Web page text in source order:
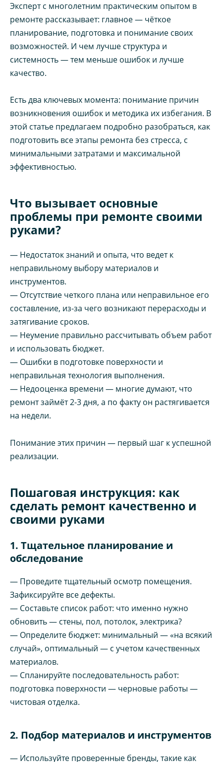
Эксперт с многолетним практическим опытом в
ремонте рассказывает: главное — чёткое
планирование, подготовка и понимание своих
возможностей. И чем лучше структура и
системность — тем меньше ошибок и лучше
качество.
Есть два ключевых момента: понимание причин
возникновения ошибок и методика их избегания. В
этой статье предлагаем подробно разобраться, как
подготовить все этапы ремонта без стресса, с
минимальными затратами и максимальной
эффективностью.
Что вызывает основные
проблемы при ремонте своими
руками?
— Недостаток знаний и опыта, что ведет к
неправильному выбору материалов и
инструментов.
— Отсутствие четкого плана или неправильное его
составление, из-за чего возникают перерасходы и
затягивание сроков.
— Неумение правильно рассчитывать объем работ
и использовать бюджет.
— Ошибки в подготовке поверхности и
неправильная технология выполнения.
— Недооценка времени — многие думают, что
ремонт займёт 2-3 дня, а по факту он растягивается
на недели.
Понимание этих причин — первый шаг к успешной
реализации.
Пошаговая инструкция: как
сделать ремонт качественно и
своими руками
1. Тщательное планирование и
обследование
— Проведите тщательный осмотр помещения.
Зафиксируйте все дефекты.
— Составьте список работ: что именно нужно
обновить — стены, пол, потолок, электрика?
— Определите бюджет: минимальный — «на всякий
случай», оптимальный — с учетом качественных
материалов.
— Спланируйте последовательность работ:
подготовка поверхности — черновые работы —
чистовая отделка.
2. Подбор материалов и инструментов
— Используйте проверенные бренды, такие как